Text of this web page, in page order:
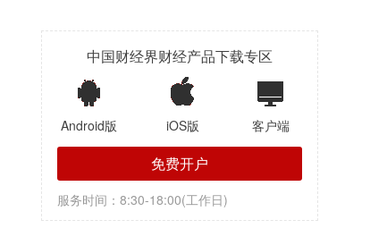
中国财经界财经产品下载专区
Android版 iOS版 客户端
免费开户
服务时间：8:30-18:00(工作日)